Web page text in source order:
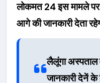
लोकमत 24 इस मामले
आगे की जानकारी देता
लैलूंगा अस्पताल
जानकारी देनें के